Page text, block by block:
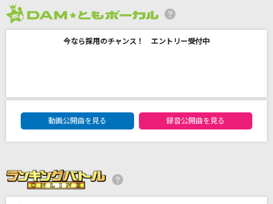
夏風に溶ける feat. りりあ。,南雲ゆうき
Ado
今なら採用のチャンス！ エントリー受付中
DAM★ともボーカルエントリーランキング
動画公開曲を見る
録音公開曲を見る